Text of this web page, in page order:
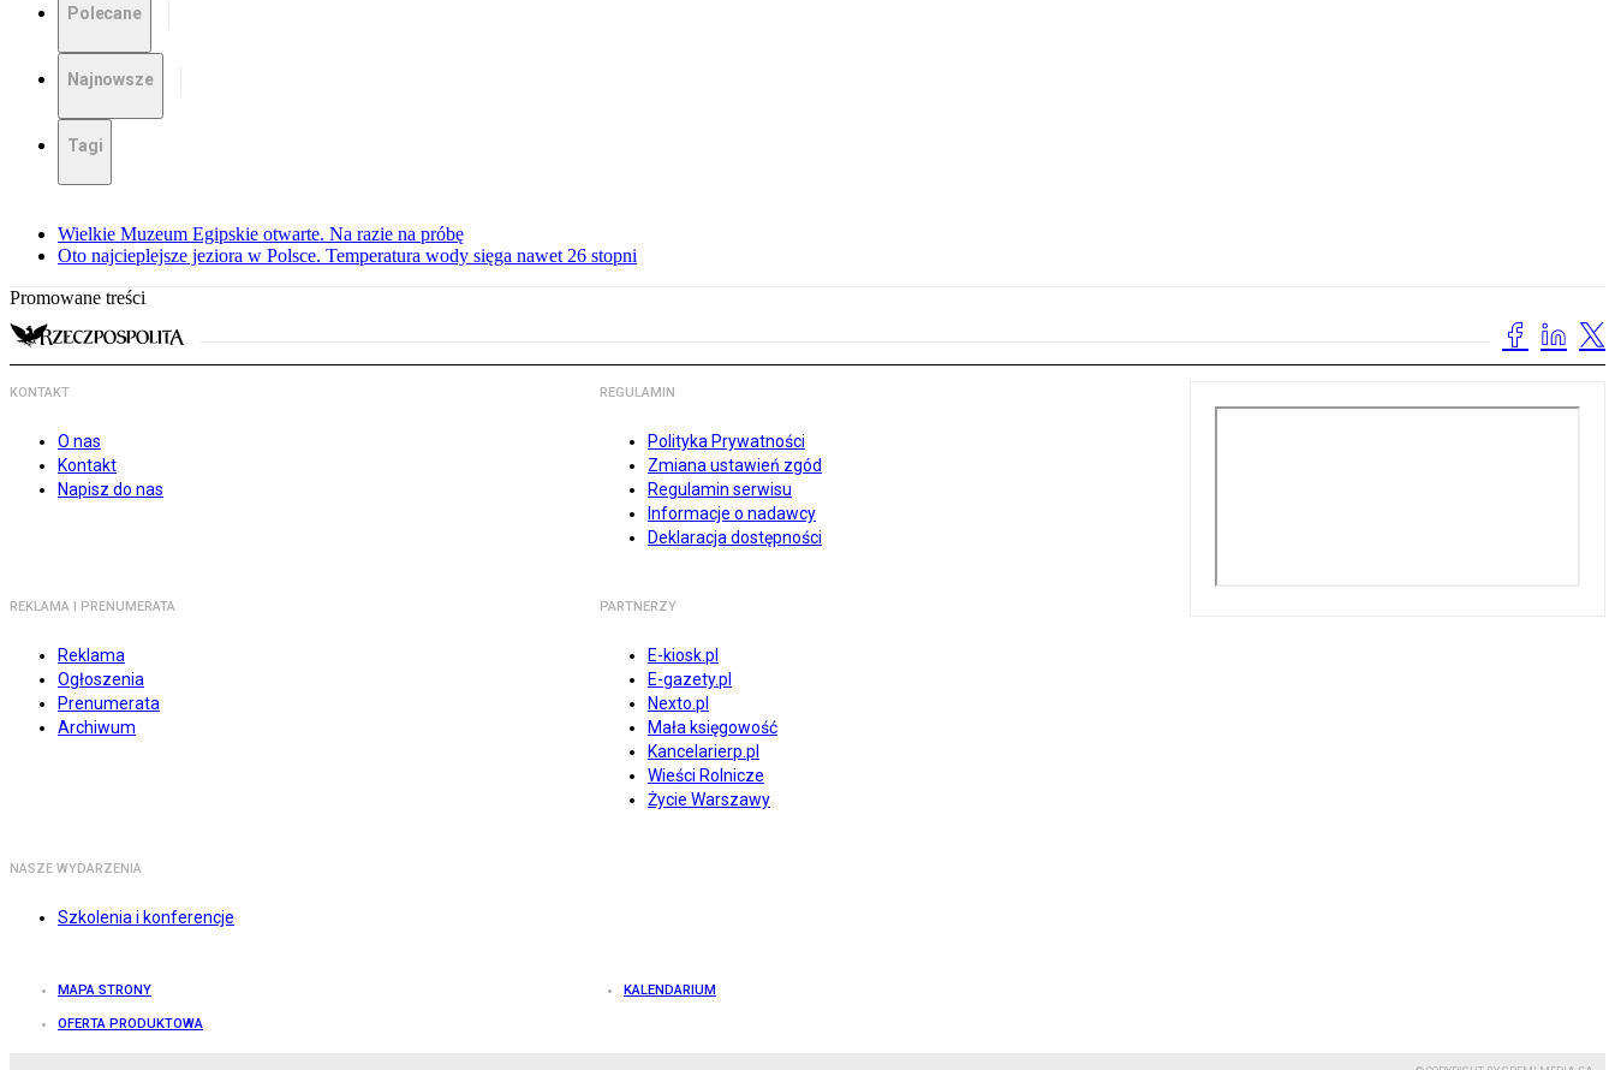
Polecane
Najnowsze
Tagi
Wielkie Muzeum Egipskie otwarte. Na razie na próbę
Oto najcieplejsze jeziora w Polsce. Temperatura wody sięga nawet 26 stopni
Promowane treści
KONTAKT
O nas
Kontakt
Napisz do nas
REGULAMIN
Polityka Prywatności
Zmiana ustawień zgód
Regulamin serwisu
Informacje o nadawcy
Deklaracja dostępności
REKLAMA I PRENUMERATA
Reklama
Ogłoszenia
Prenumerata
Archiwum
PARTNERZY
E-kiosk.pl
E-gazety.pl
Nexto.pl
Mała księgowość
Kancelarierp.pl
Wieści Rolnicze
Życie Warszawy
NASZE WYDARZENIA
Szkolenia i konferencje
MAPA STRONY KALENDARIUM
OFERTA PRODUKTOWA